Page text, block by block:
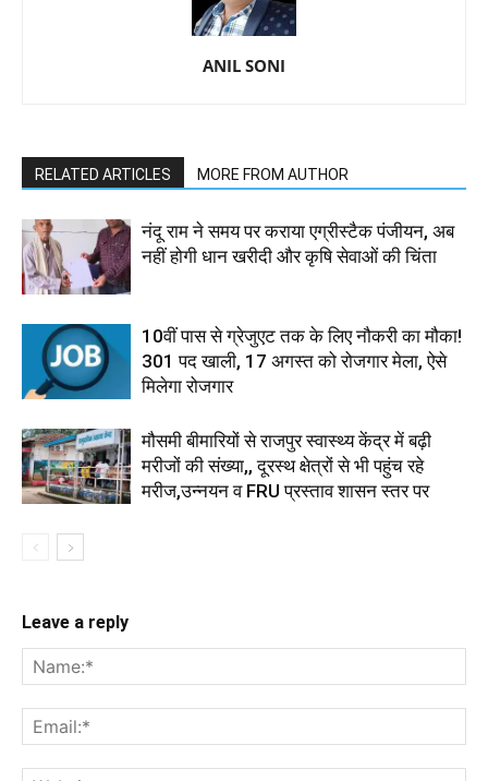
ANIL SONI
RELATED ARTICLES MORE FROM AUTHOR
नंदू राम ने समय पर कराया एग्रीस्टैक पंजीयन, अब
नहीं होगी धान खरीदी और कृषि सेवाओं की चिंता
10वीं पास से ग्रेजुएट तक के लिए नौकरी का मौका!
301 पद खाली, 17 अगस्त को रोजगार मेला, ऐसे
मिलेगा रोजगार
मौसमी बीमारियों से राजपुर स्वास्थ्य केंद्र में बढ़ी
मरीजों की संख्या,, दूरस्थ क्षेत्रों से भी पहुंच रहे
मरीज,उन्नयन व FRU प्रस्ताव शासन स्तर पर
Leave a reply